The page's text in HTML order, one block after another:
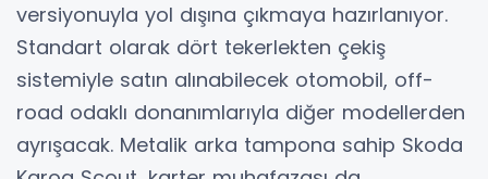
versiyonuyla yol dışına çıkmaya hazırlanıyor.
Standart olarak dört tekerlekten çekiş
sistemiyle satın alınabilecek otomobil, off-
road odaklı donanımlarıyla diğer modellerden
ayrışacak. Metalik arka tampona sahip Skoda